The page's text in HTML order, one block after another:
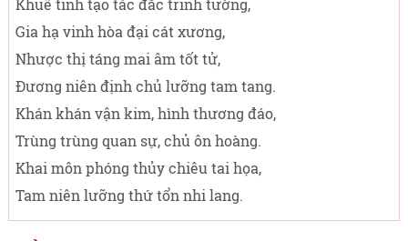
Khuê tinh tạo tác đắc trinh tường,
Gia hạ vinh hòa đại cát xương,
Nhược thị táng mai âm tốt tử,
Đương niên định chủ lưỡng tam tang.
Khán khán vận kim, hình thương đáo,
Trùng trùng quan sự, chủ ôn hoàng.
Khai môn phóng thủy chiêu tai họa,
Tam niên lưỡng thứ tổn nhi lang.